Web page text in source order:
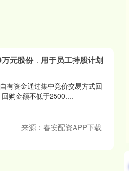
元股份，用于员工持股计划
有资金通过集中竞价交易方式回
购金额不低于2500....
来源：春安配资APP下载